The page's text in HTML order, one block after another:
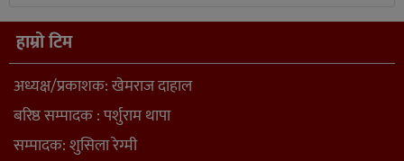
हाम्रो टिम
अध्यक्ष/प्रकाशक: खेमराज दाहाल
बरिष्ठ सम्पादक : पर्शुराम थापा
सम्पादक: शुसिला रेग्मी